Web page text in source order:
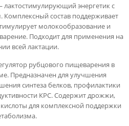
лактостимулирующий энергетик с
Комплексный состав поддерживает
молокообразование и
Подходит для применения на
всей лактации.
рубцового пищеварения в
Предназначен для улучшения
синтеза белков, профилактики
КРС. Содержит дрожжи,
для комплексной поддержки